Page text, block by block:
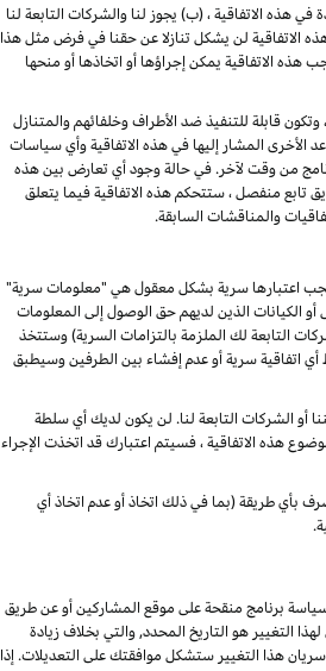
هذه الاتفاقية ، (ب) يجوز لنا والشركات التابعة لنا
لن يشكل تنازلا عن حقنا في فرض مثل هذا
الاتفاقية يمكن إجراؤها أو اتخاذها أو منحها
قابلة للتنفيذ ضد الأطراف وخلفائهم والمتنازل
الأخرى المشار إليها في هذه الاتفاقية وأي سياسات
من وقت لآخر. في حالة وجود أي تعارض بين هذه
تابع منفصل ، ستتحكم هذه الاتفاقية فيما يتعلق
والمناقشات السابقة.
يجب اعتبارها سرية بشكل معقول هي "معلومات سرية"
الكيانات الذين لديهم حق الوصول إلى المعلومات
التابعة لك الملزمة بالتزامات السرية) وستتخذ
اتفاقية سرية أو عدم إفشاء بين الطرفين وسيطبق
الشركات التابعة لنا. لن يكون لديك أي سلطة
هذه الاتفاقية ، فسيتم اعتبارك قد اتخذت الإجراء
بأي طريقة (بما في ذلك اتخاذ أو عدم اتخاذ أي
برنامج منقحة على موقع المشاركين أو عن طريق
التغيير هو التاريخ المحدد, والتي بخلاف زيادة
هذا التغيير ستشكل موافقتك على التعديلات. إذا